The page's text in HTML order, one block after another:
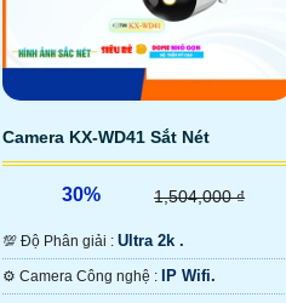
Camera KX-WD41 Sắt Nét
30% 1,504,000 ₫
💯 Độ Phân giải : Ultra 2k .
⚙ Camera Công nghệ : IP Wifi.